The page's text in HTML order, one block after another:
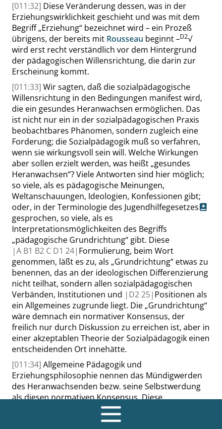
[011:32] Diese Veränderung dessen, was in der
Erziehungswirklichkeit geschieht und was mit dem
Begriff„Erziehung“ bezeichnet wird – ein Prozeß
übrigens, der bereits mit Rousseau beginnt –D2√
wird erst recht verständlich vor dem Hintergrund
der pädagogischen Willensrichtung, die darin zur
Erscheinung kommt.
[011:33] Wir sagten, daß die sozialpädagogische
Willensrichtung in den Bedingungen manifest wird,
die ein gesundes Heranwachsen ermöglichen. Das
ist nicht nur ein in der sozialpädagogischen Praxis
beobachtbares Phänomen, sondern zugleich eine
Forderung; die Sozialpädagogik muß so verfahren,
wenn sie wirkungsvoll sein will. Welche Wirkungen
aber sollen erzielt werden, was heißt „gesundes
Heranwachsen“? Viele Antworten sind hier möglich;
so viele, als es pädagogische Meinungen,
Weltanschauungen, Ideologien, Konfessionen gibt;
oder, in der Terminologie des Jugendhilfegesetzes
gesprochen, so viele, als es
Interpretationsmöglichkeiten des Begriffs
„pädagogische Grundrichtung“ gibt. Diese
|A B1 B2 C D1 24| Formulierung, beim Wort
genommen, läßt es zu, als „Grundrichtung“ etwas zu
benennen, das an der ideologischen Differenzierung
nicht teilhat, sondern allen sozialpädagogischen
Verbänden, Institutionen und | D225| Positionen als
ein Allgemeines zugrunde liegt. Die „Grundrichtung“
wäre demnach ein normativer Konsensus, der
freilich nur durch Diskussion zu erreichen ist, aber in
einer akzeptablen Theorie der Sozialpädagogik einen
entscheidenden Ort innehätte.
[011:34] Allgemeine Pädagogik und
Erziehungsphilosophie nennen das Mündigwerden
des Heranwachsenden bezw. seine Selbstwerdung
als diesen normativen Konsensus. Diese
Bestimmungen sind allgemein und sagen noch kaum
etwas über die konkrete pädagogische Aufgabe in